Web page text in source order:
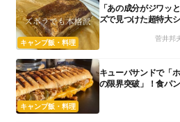
キャンプ飯・料理
「あの成分がジワッ
ズで見つけた超特大
チ勢も唸る“隠し玉”
菅井邦
キャンプ飯・料理
キューバサンドで「
の限界突破」！食パ
近なアレ”で作る絶